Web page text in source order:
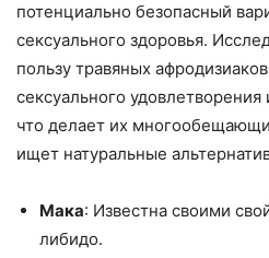
потенциально безопасный
сексуального здоровья.
пользу травяных
сексуального
что делает их
ищет натуральные
Мака: Известна своими
либидо.